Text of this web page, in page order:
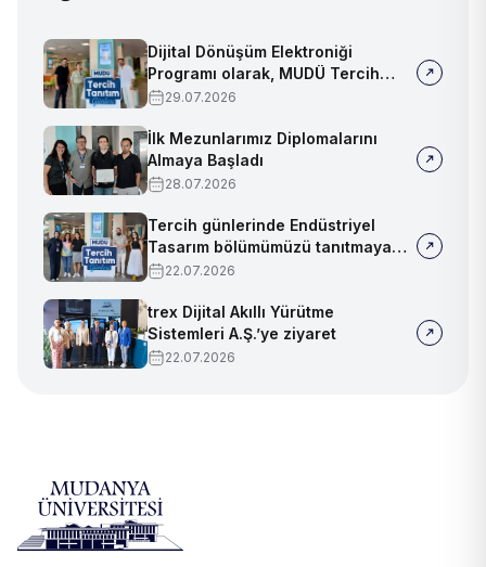
Dijital Dönüşüm Elektroniği
Programı olarak, MUDÜ Tercih
Tanıtım Günleri'nde biz de
29.07.2026
İlk Mezunlarımız Diplomalarını
Almaya Başladı
28.07.2026
Tercih günlerinde Endüstriyel
Tasarım bölümümüzü tanıtmaya
devam ediyoruz!
22.07.2026
trex Dijital Akıllı Yürütme
Sistemleri A.Ş.’ye ziyaret
22.07.2026